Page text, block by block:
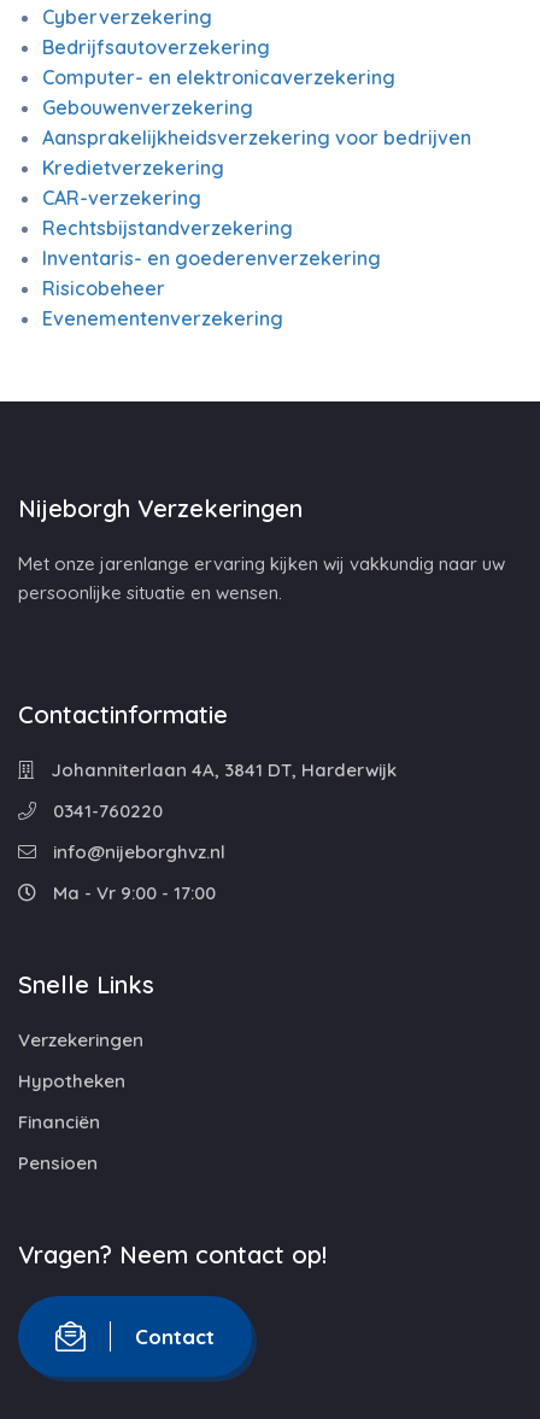
Cyberverzekering
Bedrijfsautoverzekering
Computer- en elektronicaverzekering
Gebouwenverzekering
Aansprakelijkheidsverzekering voor bedrijven
Kredietverzekering
CAR-verzekering
Rechtsbijstandverzekering
Inventaris- en goederenverzekering
Risicobeheer
Evenementenverzekering
Nijeborgh Verzekeringen
Met onze jarenlange ervaring kijken wij vakkundig naar uw
persoonlijke situatie en wensen.
Contactinformatie
Johanniterlaan 4A, 3841 DT, Harderwijk
0341-760220
info@nijeborghvz.nl
Ma - Vr 9:00 - 17:00
Snelle Links
Verzekeringen
Hypotheken
Financiën
Pensioen
Vragen? Neem contact op!
Contact